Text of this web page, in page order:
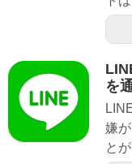
を
嫌
と